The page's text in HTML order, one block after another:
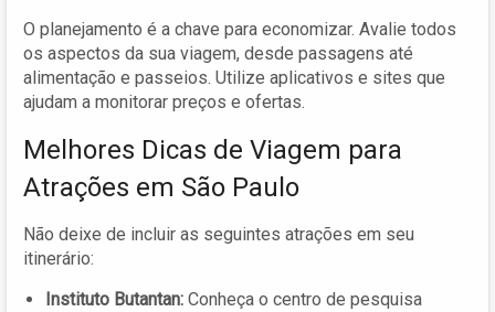
O planejamento é a chave para economizar. Avalie todos
os aspectos da sua viagem, desde passagens até
alimentação e passeios. Utilize aplicativos e sites que
ajudam a monitorar preços e ofertas.
Melhores Dicas de Viagem para
Atrações em São Paulo
Não deixe de incluir as seguintes atrações em seu
itinerário:
Instituto Butantan: Conheça o centro de pesquisa